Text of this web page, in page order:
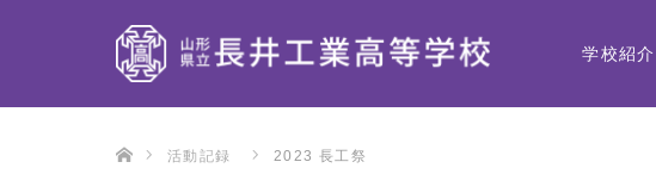
学校紹介
活動記録 2023 長工祭